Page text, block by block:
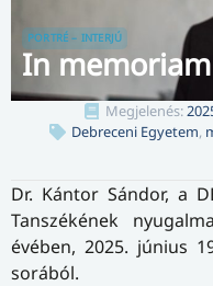
PORTRÉ – INTERJÚ
In
Megjelenés:
Debreceni Egyetem,
Dr. Kántor Sándor, a
Tanszékének
évében, 2025. június
sorából.